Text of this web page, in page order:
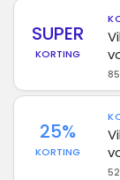
SUPER
KORTING
25%
KORTING